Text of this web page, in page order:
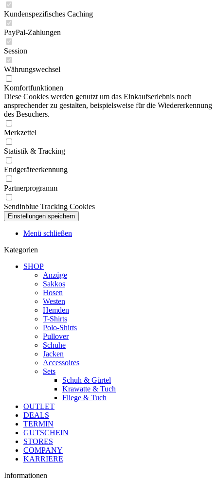
Kundenspezifisches Caching
PayPal-Zahlungen
Session
Währungswechsel
Komfortfunktionen
Diese Cookies werden genutzt um das Einkaufserlebnis noch
ansprechender zu gestalten, beispielsweise für die Wiedererkennung
des Besuchers.
Merkzettel
Statistik & Tracking
Endgeräteerkennung
Partnerprogramm
Sendinblue Tracking Cookies
Menü schließen
Kategorien
SHOP
Anzüge
Sakkos
Hosen
Westen
Hemden
T-Shirts
Polo-Shirts
Pullover
Schuhe
Jacken
Accessoires
Sets
Schuh & Gürtel
Krawatte & Tuch
Fliege & Tuch
OUTLET
DEALS
TERMIN
GUTSCHEIN
STORES
COMPANY
KARRIERE
Informationen